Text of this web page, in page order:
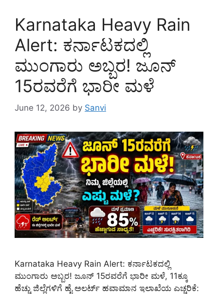
Karnataka Heavy Rain
Alert: ಕರ್ನಾಟಕದಲ್ಲಿ
ಮುಂಗಾರು ಅಬ್ಬರ! ಜೂನ್
15ರವರೆಗೆ ಭಾರೀ ಮಳೆ
June 12, 2026 by Sanvi
Karnataka Heavy Rain Alert: ಕರ್ನಾಟಕದಲ್ಲಿ
ಮುಂಗಾರು ಅಬ್ಬರ! ಜೂನ್ 15ರವರೆಗೆ ಭಾರೀ ಮಳೆ, 11ಕ್ಕೂ
ಹೆಚ್ಚು ಜಿಲ್ಲೆಗಳಿಗೆ ಹೈ ಅಲರ್ಟ್ ಹವಾಮಾನ ಇಲಾಖೆಯ ಎಚ್ಚರಿಕೆ: